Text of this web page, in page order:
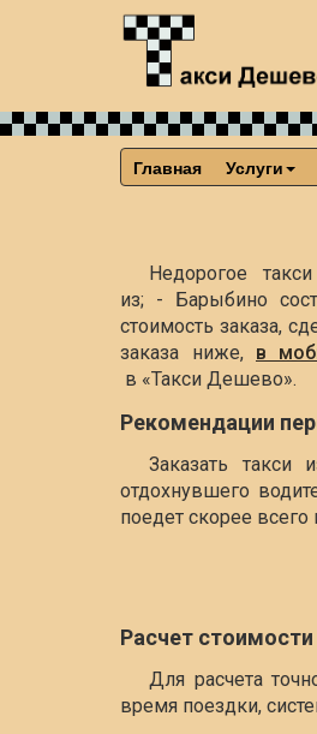
Главная Услуги
Недорогое
из; - Барыбино
стоимость заказа,
заказа ниже, в
в «Такси Дешево».
Рекомендации
Заказать
отдохнувшего
поедет скорее всего
Расчет стоимости
Для расчета
время поездки,